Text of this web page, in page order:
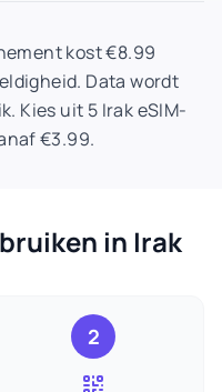
kost €8.99
Data wordt
Kies uit 5 Irak eSIM-
€3.99.
in Irak
2